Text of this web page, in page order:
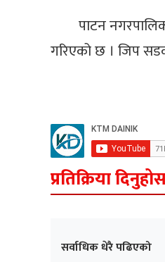
पाटन
गरिएको छ । जिप
प्रतिक्रिया
सर्वाधिक धेरै पढिएको